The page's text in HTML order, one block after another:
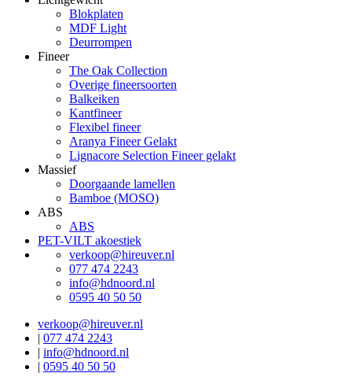
Blokplaten
MDF Light
Deurrompen
Fineer
The Oak Collection
Overige fineersoorten
Balkeiken
Kantfineer
Flexibel fineer
Aranya Fineer Gelakt
Lignacore Selection Fineer gelakt
Massief
Doorgaande lamellen
Bamboe (MOSO)
ABS
ABS
PET-VILT akoestiek
verkoop@hireuver.nl
077 474 2243
info@hdnoord.nl
0595 40 50 50
verkoop@hireuver.nl
| 077 474 2243
| info@hdnoord.nl
| 0595 40 50 50